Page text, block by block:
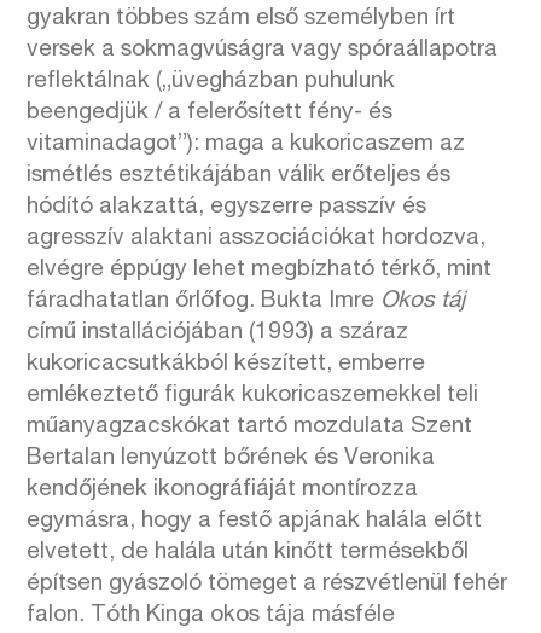
gyakran többes szám első személyben írt
versek a sokmagvúságra vagy spóraállapotra
reflektálnak („üvegházban puhulunk
beengedjük / a felerősített fény- és
vitaminadagot”): maga a kukoricaszem az
ismétlés esztétikájában válik erőteljes és
hódító alakzattá, egyszerre passzív és
agresszív alaktani asszociációkat hordozva,
elvégre éppúgy lehet megbízható térkő, mint
fáradhatatlan őrlőfog. Bukta Imre Okos táj
című installációjában (1993) a száraz
kukoricacsutkákból készített, emberre
emlékeztető figurák kukoricaszemekkel teli
műanyagzacskókat tartó mozdulata Szent
Bertalan lenyúzott bőrének és Veronika
kendőjének ikonográfiáját montírozza
egymásra, hogy a festő apjának halála előtt
elvetett, de halála után kinőtt termésekből
építsen gyászoló tömeget a részvétlenül fehér
falon. Tóth Kinga okos tája másféle